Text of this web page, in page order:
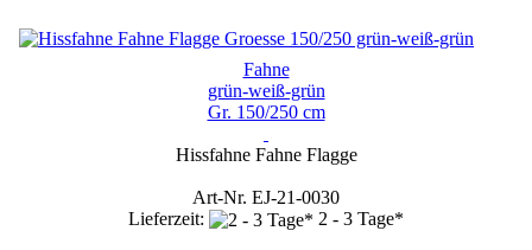
Fahne
grün-weiß-grün
Gr. 150/250 cm
Hissfahne Fahne Flagge
Art-Nr. EJ-21-0030
Lieferzeit:
2 - 3 Tage*